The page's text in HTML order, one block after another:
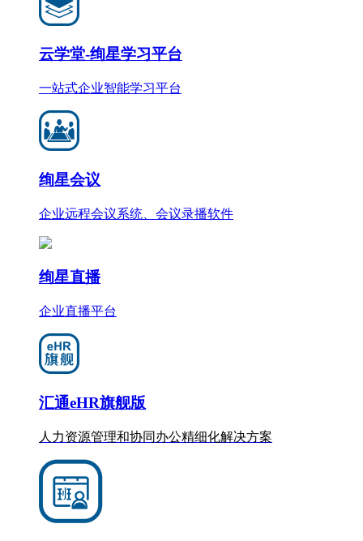
云学堂-绚星学习平台
一站式企业智能学习平台
绚星会议
企业远程会议系统、会议录播软件
绚星直播
企业直播平台
汇通eHR旗舰版
人力资源管理和协同办公精细化解决方案